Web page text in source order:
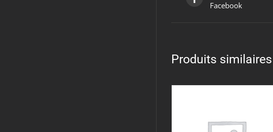
Facebook
Produits similaires